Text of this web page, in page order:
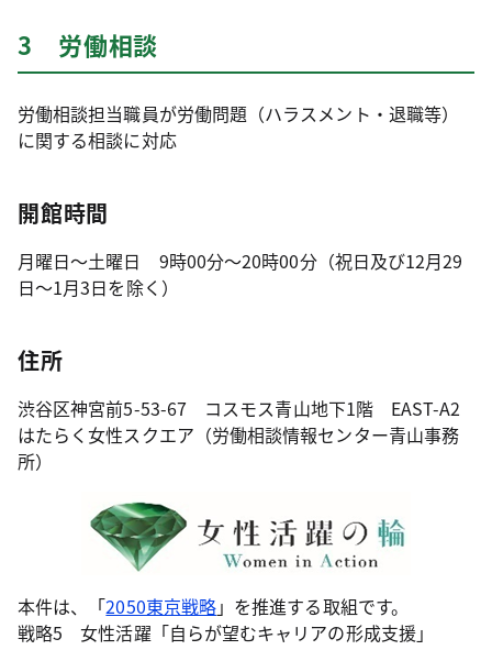
3 労働相談
労働相談担当職員が労働問題（ハラスメント・退職等）
に関する相談に対応
開館時間
月曜日～土曜日 9時00分～20時00分（祝日及び12月29
日～1月3日を除く）
住所
渋谷区神宮前5-53-67 コスモス青山地下1階 EAST-A2
はたらく女性スクエア（労働相談情報センター青山事務
所）
本件は、「2050東京戦略」を推進する取組です。
戦略5 女性活躍「自らが望むキャリアの形成支援」